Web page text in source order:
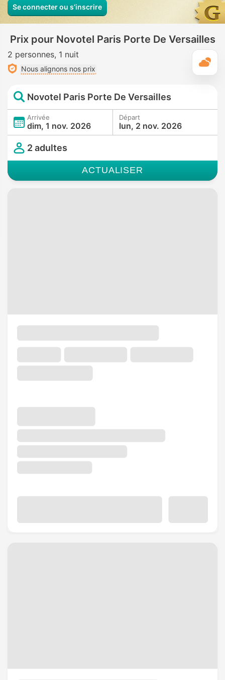
Se connecter ou s’inscrire
Prix pour Novotel Paris Porte De Versailles
2 personnes 1 nuit
Nous alignons nos prix
Novotel Paris Porte De Versailles
Arrivée
dim, 1 nov. 2026
Départ
lun, 2 nov. 2026
2 adultes
ACTUALISER